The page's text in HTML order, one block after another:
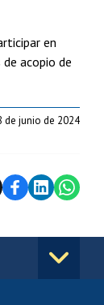
en
acopio de
de junio de 2024